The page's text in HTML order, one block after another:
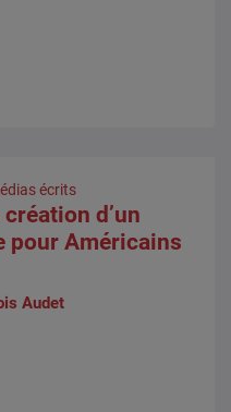
écrits
d’un
pour Américains
Audet